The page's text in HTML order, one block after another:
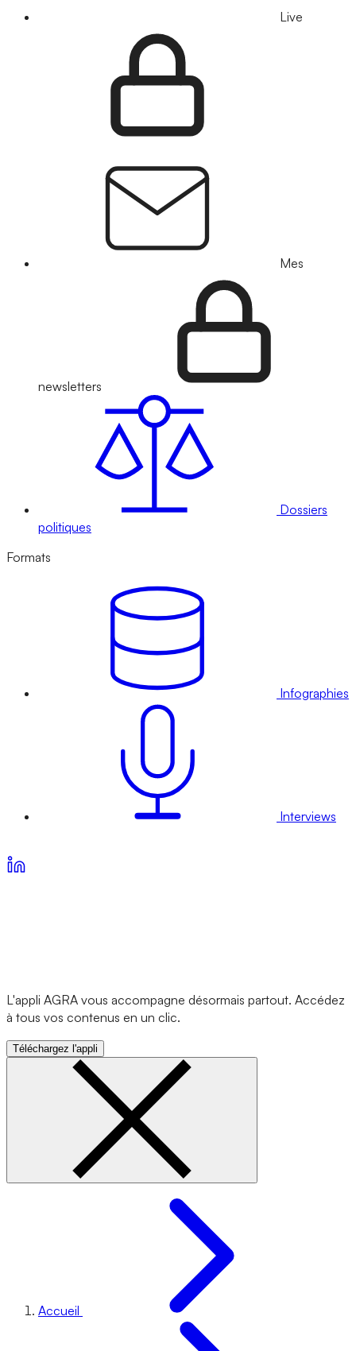
Live
Mes
newsletters
Dossiers
politiques
Formats
Infographies
Interviews
L'appli AGRA vous accompagne désormais partout. Accédez
à tous vos contenus en un clic.
Téléchargez l'appli
Accueil